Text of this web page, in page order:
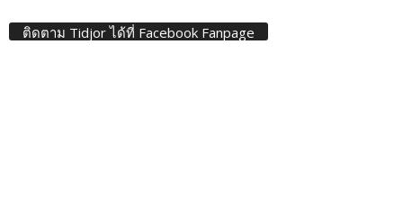
ติดตาม Tidjor ได้ที่ Facebook Fanpage